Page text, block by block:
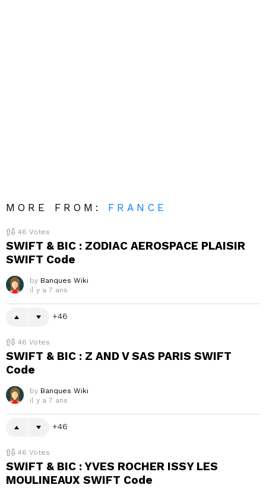
MORE FROM: FRANCE
46 Votes
SWIFT & BIC : ZODIAC AEROSPACE PLAISIR
SWIFT Code
by Banques Wiki
il y a 7 ans
46
46 Votes
SWIFT & BIC : Z AND V SAS PARIS SWIFT
Code
by Banques Wiki
il y a 7 ans
46
46 Votes
SWIFT & BIC : YVES ROCHER ISSY LES
MOULINEAUX SWIFT Code